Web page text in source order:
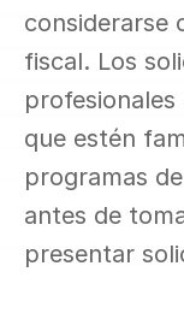
considerarse
fiscal. Los
que estén
programas
antes de
presentar